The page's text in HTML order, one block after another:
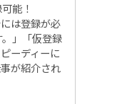
能！
には登録が必
」「仮登録
ーディーに
が紹介され